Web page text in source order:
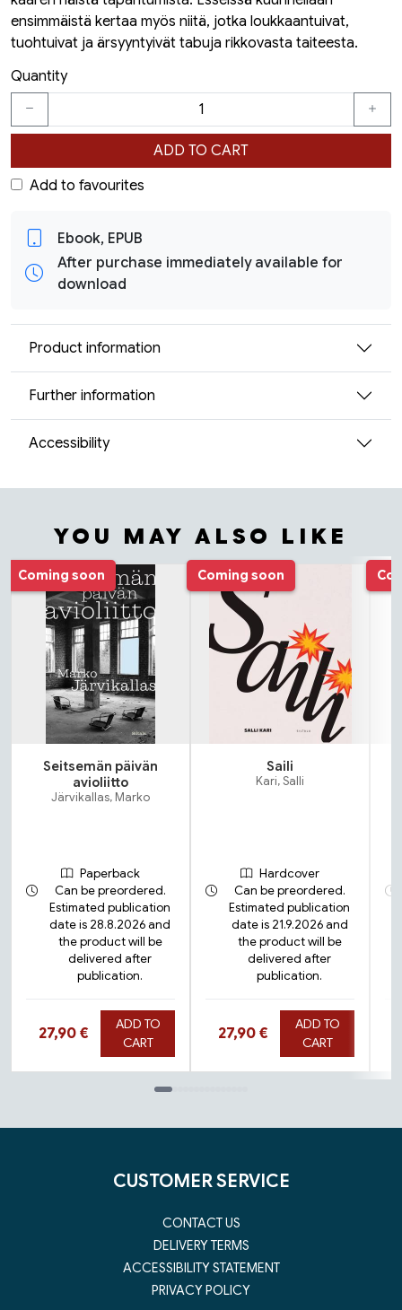
ensimmäistä kertaa myös niitä, jotka loukkaantuivat,
tuohtuivat ja ärsyyntyivät tabuja rikkovasta taiteesta.
Quantity
ADD TO CART
Add to favourites
Ebook, EPUB
After purchase immediately available for
download
Product information
Further information
Accessibility
YOU MAY ALSO LIKE
Tuoteluettelon alku
Coming soon
Seitsemän päivän
avioliitto
Järvikallas, Marko
Paperback
Can be preordered.
Estimated publication
date is 28.8.2026 and
the product will be
delivered after
publication.
Hinta nyt
27,90 €
ADD TO
CART
Coming soon
Saili
Kari, Salli
Hardcover
Can be preordered.
Estimated publication
date is 21.9.2026 and
the product will be
delivered after
publication.
Hinta nyt
27,90 €
ADD TO
CART
CUSTOMER SERVICE
CONTACT US
DELIVERY TERMS
ACCESSIBILITY STATEMENT
PRIVACY POLICY